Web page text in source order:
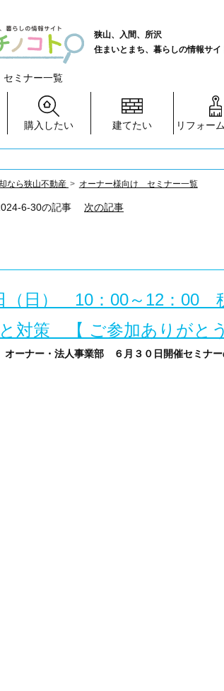
狭山、入間、所沢
住まいとまち、暮らしの情報サイ
ミナー一覧
購入したい 建てたい リフォー
なら狭⼭不動産 オーナー様向け セミナー一覧
6-30の記事 次の記事
（日） 10：00～12：00
対策 【 ご参加ありがと
ーナー・法人事業部 ６月３０日開催セミナ